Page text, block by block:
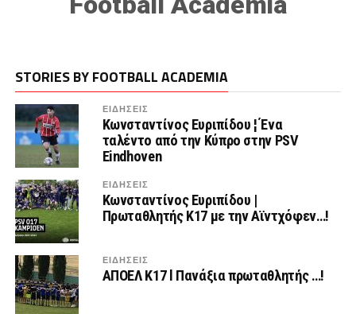
STORIES BY FOOTBALL ACADEMIA
ΕΙΔΗΣΕΙΣ
Κωνσταντίνος Ευριπίδου ¦ Ένα
ταλέντο από την Κύπρο στην PSV
Eindhoven
ΕΙΔΗΣΕΙΣ
Κωνσταντίνος Ευριπίδου |
Πρωταθλητής Κ17 με την Αϊντχόφεν…!
ΕΙΔΗΣΕΙΣ
ΑΠΟΕΛ Κ17 l Πανάξια πρωταθλητής …!